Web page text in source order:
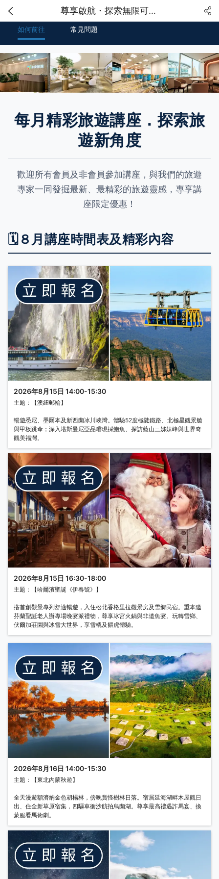
尊享啟航・探索無限可能 | 永安旅遊 VIP Lounge 旅遊講座
如何前往 常見問題
每月精彩旅遊講座．探索旅
遊新角度
歡迎所有會員及非會員參加講座，與我們的旅遊
專家一同發掘最新、最精彩的旅遊靈感，專享講
座限定優惠！
🗓️８月講座時間表及精彩內容
2026年8月15日 14:00-15:30
主題：【澳紐郵輪】
暢遊悉尼、墨爾本及新西蘭冰川峽灣。體驗52度極陡鐵路、北極星觀景艙
與甲板跳傘；深入塔斯曼尼亞品嚐現採鮑魚、探訪藍山三姊妹峰與世界奇
觀美福灣。
2026年8月15日 16:30-18:00
主題：【哈爾濱聖誕《伊春號》】
搭首創觀景專列舒適暢遊，入住松北香格里拉觀景房及雪鄉民宿。重本邀
芬蘭聖誕老人辦專場晚宴派禮物，尊享冰宮火鍋與非遺魚宴。玩轉雪鄉、
伏爾加莊園與冰雪大世界，享雪橇及餵虎體驗。
2026年8月16日 14:00-15:30
主題：【東北內蒙秋遊】
全天漫遊額濟納金色胡楊林，傍晚賞怪樹林日落。宿居延海湖畔木屋觀日
出、住全新草原宿集，四驅車衝沙航拍烏蘭湖。尊享最高禮遇詐馬宴、換
蒙服看馬術劇。